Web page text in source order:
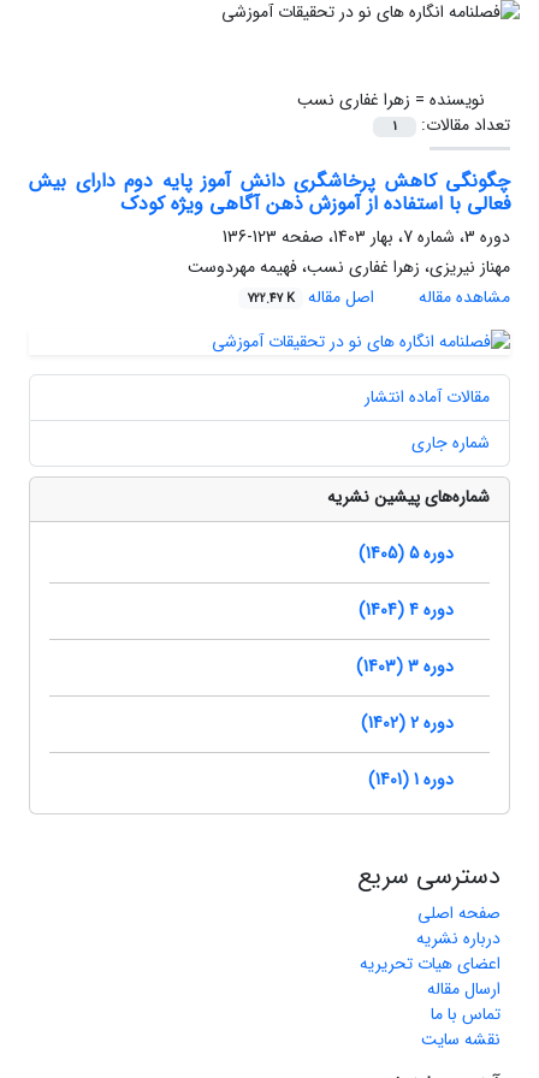
نویسنده = زهرا غفاری نسب
تعداد مقالات:
1
چگونگی کاهش پرخاشگری دانش ‏آموز پایه دوم دارای بیش
‏فعالی با استفاده از آموزش ذهن‏ آگاهی ویژه کودک
دوره 3، شماره 7، بهار 1403، صفحه
123-136
مهناز نیریزی، زهرا غفاری نسب، فهیمه مهردوست
مشاهده مقاله
اصل مقاله 722.47 K
مقالات آماده انتشار
شماره جاری
شماره‌های پیشین نشریه
دوره 5 (1405)
دوره 4 (1404)
دوره 3 (1403)
دوره 2 (1402)
دوره 1 (1401)
دسترسی سریع
صفحه اصلی
درباره نشریه
اعضای هیات تحریریه
ارسال مقاله
تماس با ما
نقشه سایت